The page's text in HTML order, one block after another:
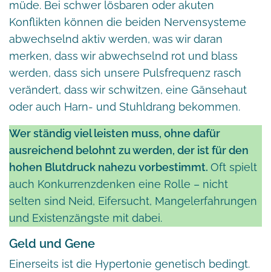
müde. Bei schwer lösbaren oder akuten
Konflikten können die beiden Nervensysteme
abwechselnd aktiv werden, was wir daran
merken, dass wir abwechselnd rot und blass
werden, dass sich unsere Pulsfrequenz rasch
verändert, dass wir schwitzen, eine Gänsehaut
oder auch Harn- und Stuhldrang bekommen.
Wer ständig viel leisten muss, ohne dafür
ausreichend belohnt zu werden, der ist für den
hohen Blutdruck nahezu vorbestimmt. Oft spielt
auch Konkurrenzdenken eine Rolle – nicht
selten sind Neid, Eifersucht, Mangelerfahrungen
und Existenzängste mit dabei.
Geld und Gene
Einerseits ist die Hypertonie genetisch bedingt.